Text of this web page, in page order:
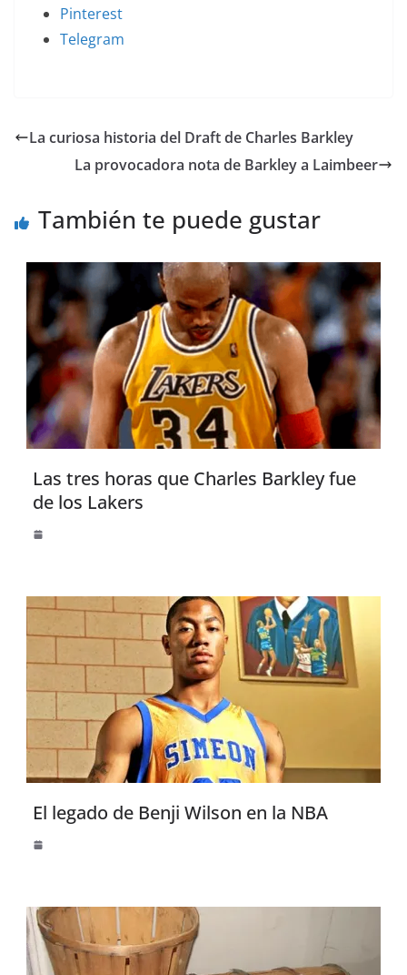
Pinterest
Telegram
La curiosa historia del Draft de Charles Barkley
La provocadora nota de Barkley a Laimbeer
También te puede gustar
Las tres horas que Charles Barkley fue
de los Lakers
El legado de Benji Wilson en la NBA